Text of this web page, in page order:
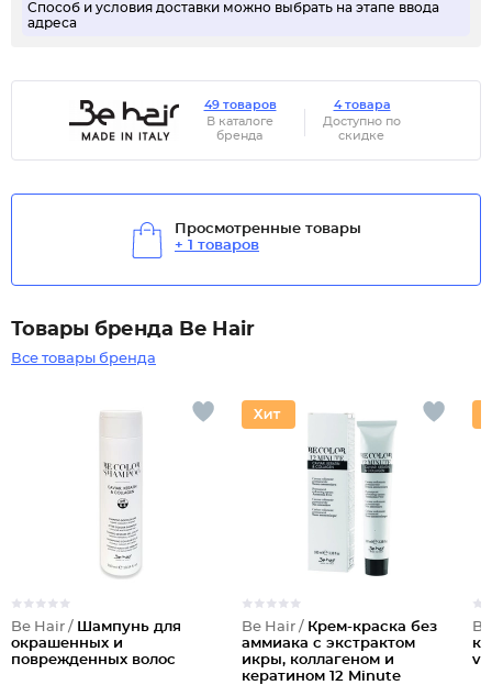
Способ и условия доставки можно выбрать на этапе ввода
адреса
49 товаров
В каталоге
бренда
4 товара
Доступно по
скидке
Просмотренные товары
+ 1 товаров
Товары бренда Be Hair
Все товары бренда
Be Hair / Шампунь для
окрашенных и
поврежденных волос
Be Hair / Крем-краска без
аммиака с экстрактом
икры, коллагеном и
кератином 12 Minute